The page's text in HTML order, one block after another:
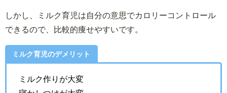
しかし、ミルク育児は自分の意思でカロリーコントロール
できるので、比較的痩せやすいです。
ミルク育児のデメリット
ミルク作りが大変